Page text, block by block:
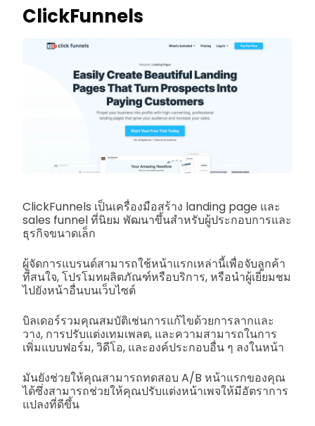
ClickFunnels
ClickFunnels เป็นเครื่องมือสร้าง landing page และ
sales funnel ที่นิยม พัฒนาขึ้นสำหรับผู้ประกอบการและ
ธุรกิจขนาดเล็ก
ผู้จัดการแบรนด์สามารถใช้หน้าแรกเหล่านี้เพื่อจับลูกค้า
ที่สนใจ, โปรโมทผลิตภัณฑ์หรือบริการ, หรือนำผู้เยี่ยมชม
ไปยังหน้าอื่นบนเว็บไซต์
บิลเดอร์รวมคุณสมบัติเช่นการแก้ไขด้วยการลากและ
วาง, การปรับแต่งเทมเพลต, และความสามารถในการ
เพิ่มแบบฟอร์ม, วิดีโอ, และองค์ประกอบอื่น ๆ ลงในหน้า
มันยังช่วยให้คุณสามารถทดสอบ A/B หน้าแรกของคุณ
ได้ซึ่งสามารถช่วยให้คุณปรับแต่งหน้าเพจให้มีอัตราการ
แปลงที่ดีขึ้น